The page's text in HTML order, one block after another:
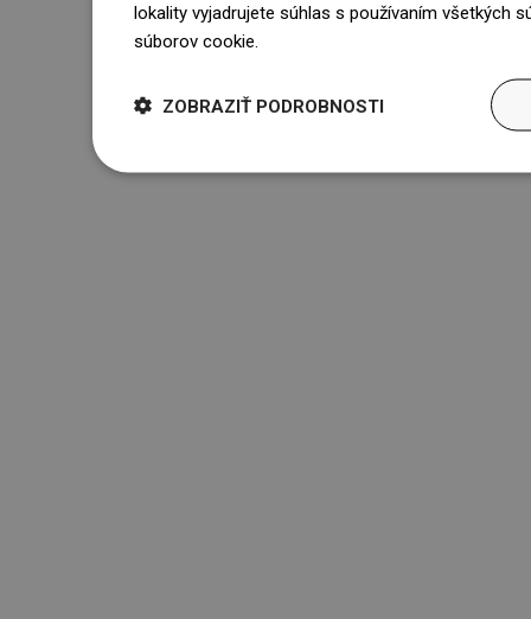
lokality vyjadrujete súhlas s používaním všetkých
súborov cookie.
ZOBRAZIŤ PODROBNOSTI